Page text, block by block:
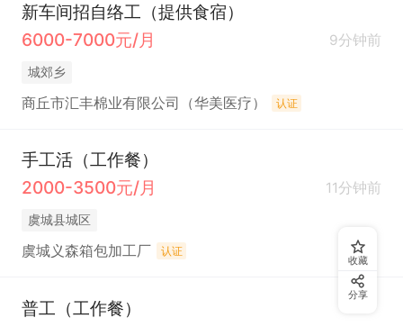
新车间招自络工（提供食宿）
6000-7000元/月
9分钟前
城郊乡
商丘市汇丰棉业有限公司（华美医疗） 认证
手工活（工作餐）
2000-3500元/月
11分钟前
虞城县城区
虞城义森箱包加工厂 认证
普工（工作餐）
收藏
分享